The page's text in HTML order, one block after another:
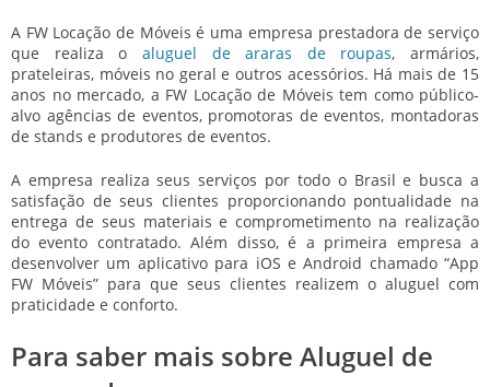
A FW Locação de Móveis é uma empresa prestadora de serviço
que realiza o aluguel de araras de roupas, armários,
prateleiras, móveis no geral e outros acessórios. Há mais de 15
anos no mercado, a FW Locação de Móveis tem como público-
alvo agências de eventos, promotoras de eventos, montadoras
de stands e produtores de eventos.
A empresa realiza seus serviços por todo o Brasil e busca a
satisfação de seus clientes proporcionando pontualidade na
entrega de seus materiais e comprometimento na realização
do evento contratado. Além disso, é a primeira empresa a
desenvolver um aplicativo para iOS e Android chamado “App
FW Móveis” para que seus clientes realizem o aluguel com
praticidade e conforto.
Para saber mais sobre Aluguel de